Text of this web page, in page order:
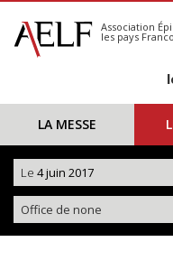
S'abonner
Calendrier
Association
les pays
LA MESSE
Le 4 juin 2017
Office de none